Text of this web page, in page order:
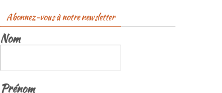
Abonnez-vous à notre newsletter
Nom
Prénom